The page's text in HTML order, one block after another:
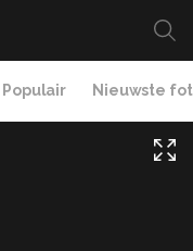
Populair Nieuwste